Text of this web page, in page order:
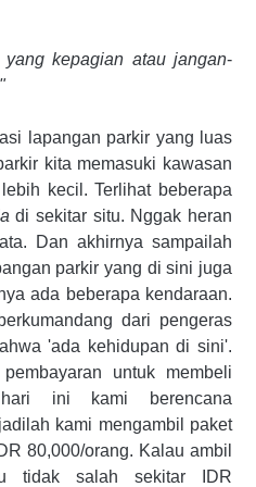
kepagian atau jangan-
lapangan parkir yang luas
kita memasuki kawasan
kecil. Terlihat beberapa
di sekitar situ. Nggak heran
Dan akhirnya sampailah
parkir yang di sini juga
ada beberapa kendaraan.
dari pengeras
'ada kehidupan di sini'.
untuk membeli
ini kami berencana
kami mengambil paket
80,000/orang. Kalau ambil
tidak salah sekitar IDR